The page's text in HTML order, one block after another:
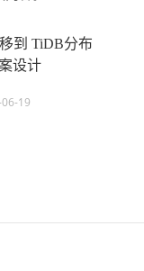
到 TiDB分布
设计
19